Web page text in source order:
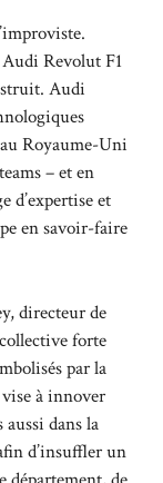
Revolut F1
Audi
Royaume-Uni
– et en
d’expertise et
en savoir-faire
directeur de
forte
par la
à innover
dans la
d’insuffler un